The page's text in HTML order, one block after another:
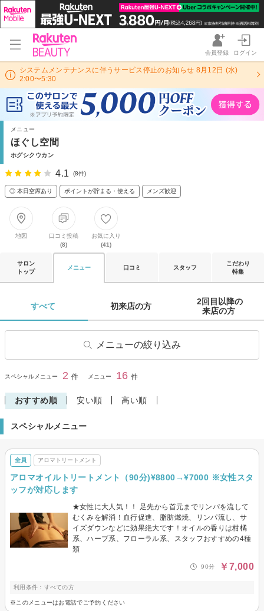
会員登録 ログイン
システムメンテナンスに伴うサービス停止のお知らせ 8月12日 (水)
2:00〜5:30
メニュー
ほぐし空間
ホグシクウカン
4.1 (8件)
◎ 本日空席あり ポイントが貯まる・使える メンズ歓迎
地図
口コミ投稿
(8)
お気に入り
(41)
サロン
トップ
メニュー 口コミ スタッフ
こだわり
特集
すべて 初来店の方
2回目以降の
来店の方
メニューの絞り込み
ボディケア
ジー
閉じる
スペシャルメニュー 2 件 メニュー 16 件
おすすめ順 安い順 高い順
スペシャルメニュー
全員 アロマトリートメント
アロマオイルトリートメント（90分)¥8800→¥7000 ※女性スタ
ッフが対応します
★女性に大人気！！ 足先から首元までリンパを流して
むくみを解消！血行促進、脂肪燃焼、リンパ流し、サ
イズダウンなどに効果絶大です！オイルの香りは柑橘
系、ハーブ系、フローラル系、スタッフおすすめの4種
類
90分 ￥7,000
利用条件：すべての方
※このメニューはお電話でご予約ください